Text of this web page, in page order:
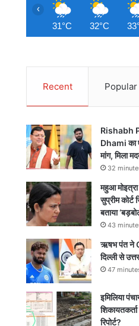
31°C 32°C
‹
Recent Popular
Rishabh
Dhami का
मांग, मिला
32
महुआ
सुप्रीम कोर्ट
बताया
43
ऋषभ पंत ने
दिल्ली से
47
इमिलिया
रिपोर्ट?